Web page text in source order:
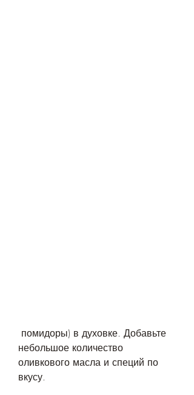
небольшое количество
оливкового масла и специй по
вкусу.